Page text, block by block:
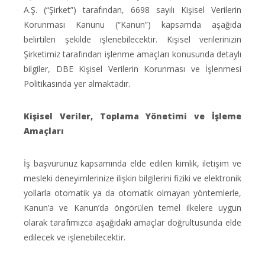
A.Ş. (“Şirket”) tarafından, 6698 sayılı Kişisel Verilerin
Korunması Kanunu (“Kanun”) kapsamda aşağıda
belirtilen şekilde işlenebilecektir. Kişisel verilerinizin
Şirketimiz tarafından işlenme amaçları konusunda detaylı
bilgiler, DBE Kişisel Verilerin Korunması ve İşlenmesi
Politikasında yer almaktadır.
Kişisel Veriler, Toplama Yönetimi ve İşleme
Amaçları
İş başvurunuz kapsamında elde edilen kimlik, iletişim ve
mesleki deneyimlerinize ilişkin bilgilerini fiziki ve elektronik
yollarla otomatik ya da otomatik olmayan yöntemlerle,
Kanun’a ve Kanun’da öngörülen temel ilkelere uygun
olarak tarafımızca aşağıdaki amaçlar doğrultusunda elde
edilecek ve işlenebilecektir.